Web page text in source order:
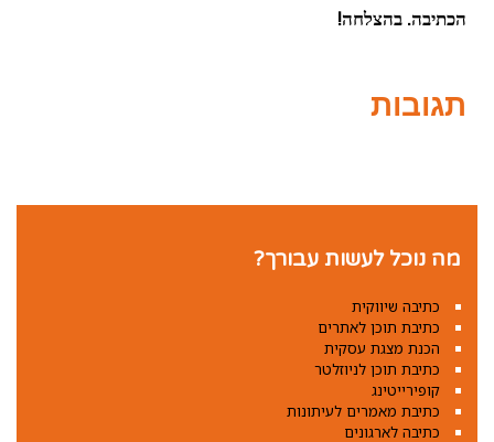
הכתיבה. בהצלחה!
תגובות
מה נוכל לעשות עבורך?
כתיבה שיווקית
כתיבת תוכן לאתרים
הכנת מצגת עסקית
כתיבת תוכן לניוזלטר
קופירייטינג
כתיבת מאמרים לעיתונות
כתיבה לארגונים